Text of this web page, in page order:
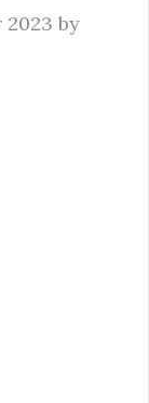
2023 by